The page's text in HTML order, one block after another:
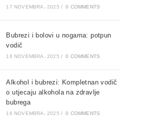
17 NOVEMBRA، 2025 / 0 COMMENTS
Bubrezi i bolovi u nogama: potpun
vodič
16 NOVEMBRA، 2025 / 0 COMMENTS
Alkohol i bubrezi: Kompletnan vodič
o utjecaju alkohola na zdravlje
bubrega
16 NOVEMBRA، 2025 / 0 COMMENTS